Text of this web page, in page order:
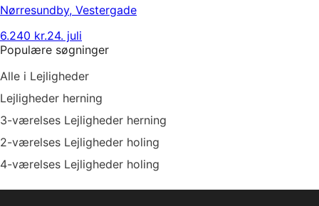
Nørresundby, Vestergade
6.240 kr.24. juli
Populære søgninger
Alle i Lejligheder
Lejligheder herning
3-værelses Lejligheder herning
2-værelses Lejligheder holing
4-værelses Lejligheder holing